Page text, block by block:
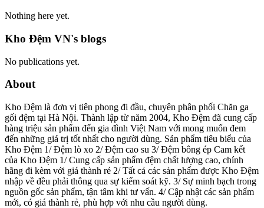
Nothing here yet.
Kho Đệm VN's blogs
No publications yet.
About
Kho Đệm là đơn vị tiên phong đi đầu, chuyên phân phối Chăn ga
gối đệm tại Hà Nội. Thành lập từ năm 2004, Kho Đệm đã cung cấp
hàng triệu sản phẩm đến gia đình Việt Nam với mong muốn đem
đến những giá trị tốt nhất cho người dùng. Sản phẩm tiêu biểu của
Kho Đệm 1/ Đệm lò xo 2/ Đệm cao su 3/ Đệm bông ép Cam kết
của Kho Đệm 1/ Cung cấp sản phẩm đệm chất lượng cao, chính
hãng đi kèm với giá thành rẻ 2/ Tất cả các sản phẩm được Kho Đệm
nhập về đều phải thông qua sự kiểm soát kỹ. 3/ Sự minh bạch trong
nguồn gốc sản phẩm, tận tâm khi tư vấn. 4/ Cập nhật các sản phẩm
mới, có giá thành rẻ, phù hợp với nhu cầu người dùng.